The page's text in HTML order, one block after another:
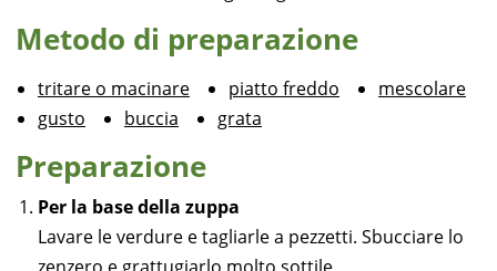
Metodo di preparazione
tritare o macinare piatto freddo
mescolare
gusto
buccia grata
Preparazione
Per la base della zuppa
Lavare le verdure e tagliarle a pezzetti. Sbucciare lo